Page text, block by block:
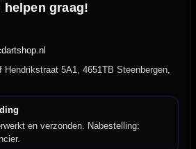
helpen graag!
Hendrikstraat 5A1, 4651TB Steenbergen,
en verzonden. Nabestelling: